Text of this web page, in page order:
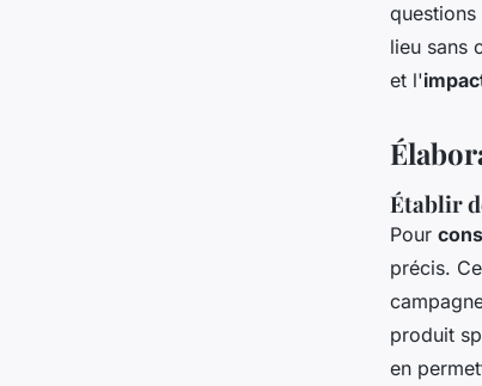
lieu sans
et l'
Établir
Pour
précis.
produit
en